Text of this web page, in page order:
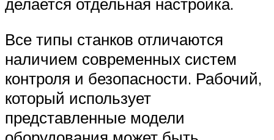
Все типы станков отличаются
наличием современных систем
контроля и безопасности. Рабочий,
который использует
представленные модели